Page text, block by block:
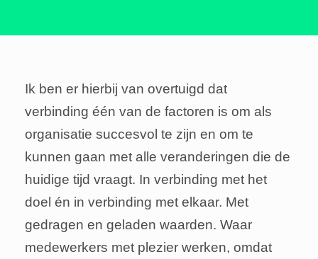
Ik ben er hierbij van overtuigd dat
verbinding één van de factoren is om als
organisatie succesvol te zijn en om te
kunnen gaan met alle veranderingen die de
huidige tijd vraagt. In verbinding met het
doel én in verbinding met elkaar. Met
gedragen en geladen waarden. Waar
medewerkers met plezier werken, omdat